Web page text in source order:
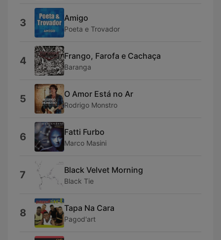
3 Amigo
Poeta e Trovador
4 Frango, Farofa e Cachaça
Baranga
5 O Amor Está no Ar
Rodrigo Monstro
6 Fatti Furbo
Marco Masini
7 Black Velvet Morning
Black Tie
8 Tapa Na Cara
Pagod'art